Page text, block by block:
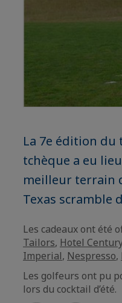
La 7e édition du
tchèque a eu
meilleur terrain
Texas scramble
Les cadeaux ont été
Tailors, Hotel
Imperial, Nespresso,
Les golfeurs ont pu
lors du cocktail d’été.